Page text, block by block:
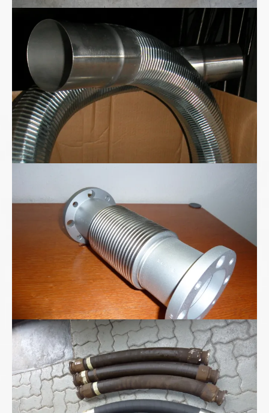
Metall-Absaugschlauch
Hochdruckschläuche DN75/2SN